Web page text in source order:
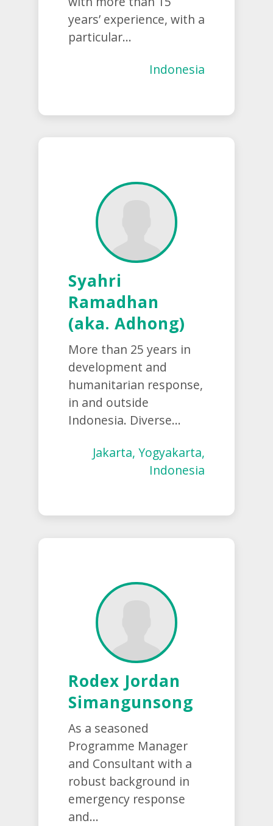
years’ experience, with a
particular...
Indonesia
Syahri
Ramadhan
(aka. Adhong)
More than 25 years in
development and
humanitarian response,
in and outside
Indonesia. Diverse...
Jakarta, Yogyakarta,
Indonesia
Rodex Jordan
Simangunsong
As a seasoned
Programme Manager
and Consultant with a
robust background in
emergency response
and...